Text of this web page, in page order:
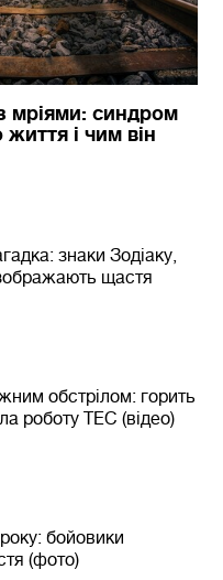
мріями: синдром
життя і чим він
знаки Зодіаку,
щастя
обстрілом: горить
роботу ТЕС (відео)
бойовики
(фото)